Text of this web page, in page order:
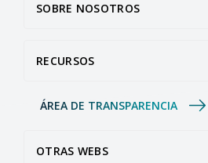
SOBRE NOSOTROS
RECURSOS
ÁREA DE TRANSPARENCIA
OTRAS WEBS